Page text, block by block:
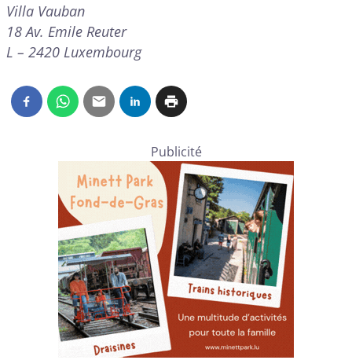
Villa Vauban
18 Av. Emile Reuter
L – 2420 Luxembourg
Publicité